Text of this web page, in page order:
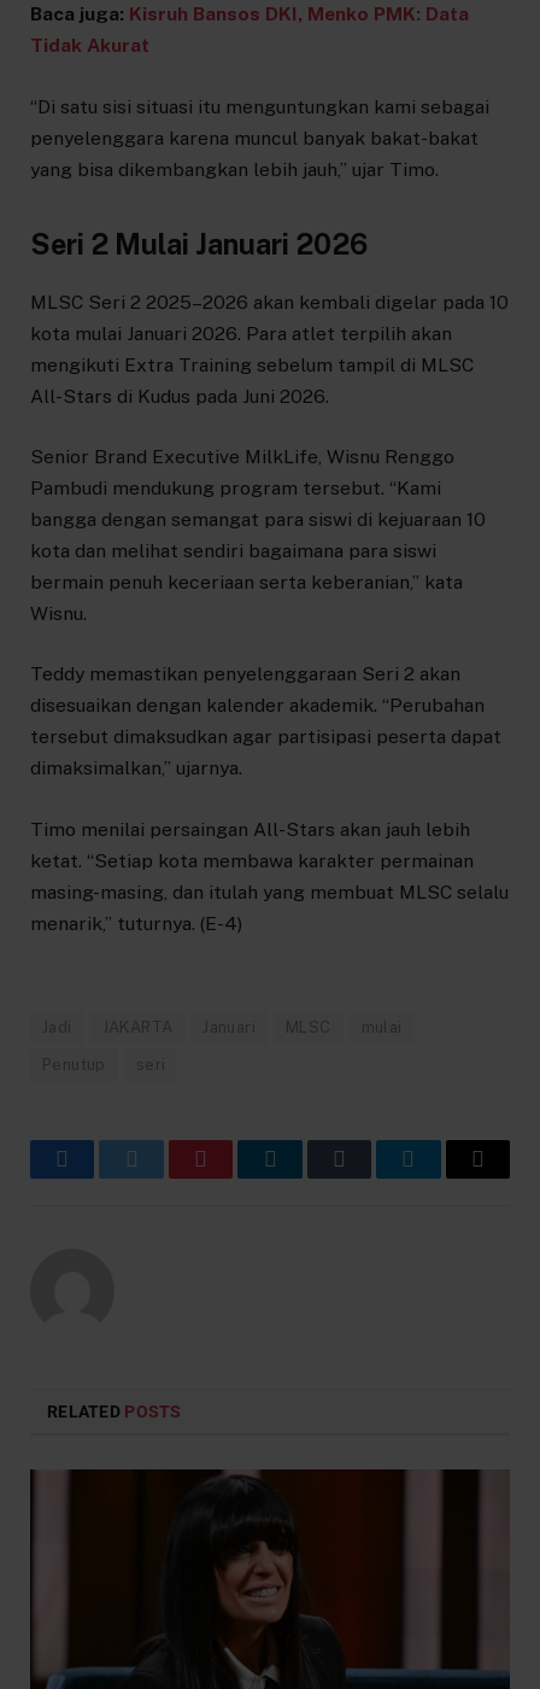
Baca juga: Kisruh Bansos DKI, Menko PMK: Data
Tidak Akurat
“Di satu sisi situasi itu menguntungkan kami sebagai
penyelenggara karena muncul banyak bakat-bakat
yang bisa dikembangkan lebih jauh,” ujar Timo.
Seri 2 Mulai Januari 2026
MLSC Seri 2 2025–2026 akan kembali digelar pada 10
kota mulai Januari 2026. Para atlet terpilih akan
mengikuti Extra Training sebelum tampil di MLSC
All-Stars di Kudus pada Juni 2026.
Senior Brand Executive MilkLife, Wisnu Renggo
Pambudi mendukung program tersebut. “Kami
bangga dengan semangat para siswi di kejuaraan 10
kota dan melihat sendiri bagaimana para siswi
bermain penuh keceriaan serta keberanian,” kata
Wisnu.
Teddy memastikan penyelenggaraan Seri 2 akan
disesuaikan dengan kalender akademik. “Perubahan
tersebut dimaksudkan agar partisipasi peserta dapat
dimaksimalkan,” ujarnya.
Timo menilai persaingan All-Stars akan jauh lebih
ketat. “Setiap kota membawa karakter permainan
masing-masing, dan itulah yang membuat MLSC selalu
menarik,” tuturnya. (E-4)
Jadi JAKARTA Januari MLSC mulai
Penutup seri
FacebookTwitter PinterestLinkedInTumblr TelegramEmail
RELATED POSTS